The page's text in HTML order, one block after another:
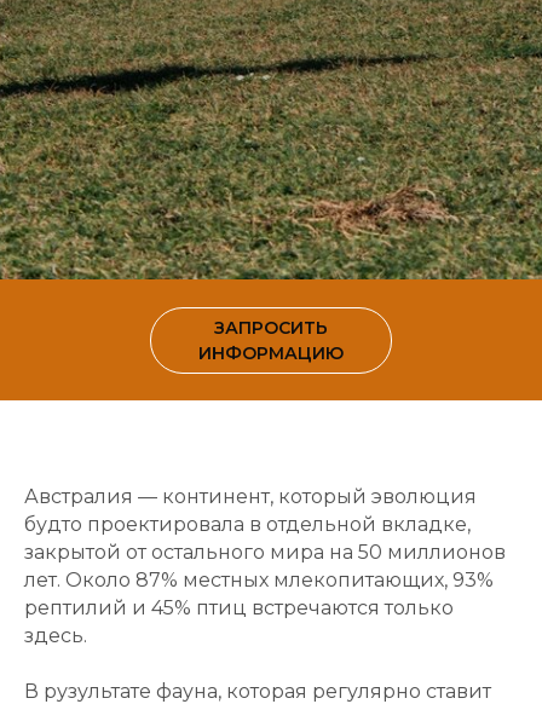
ЗАПРОСИТЬ
ИНФОРМАЦИЮ
Австралия — континент, который эволюция
будто проектировала в отдельной вкладке,
закрытой от остального мира на 50 миллионов
лет. Около 87% местных млекопитающих, 93%
рептилий и 45% птиц встречаются только
здесь.
В рузультате фауна, которая регулярно ставит